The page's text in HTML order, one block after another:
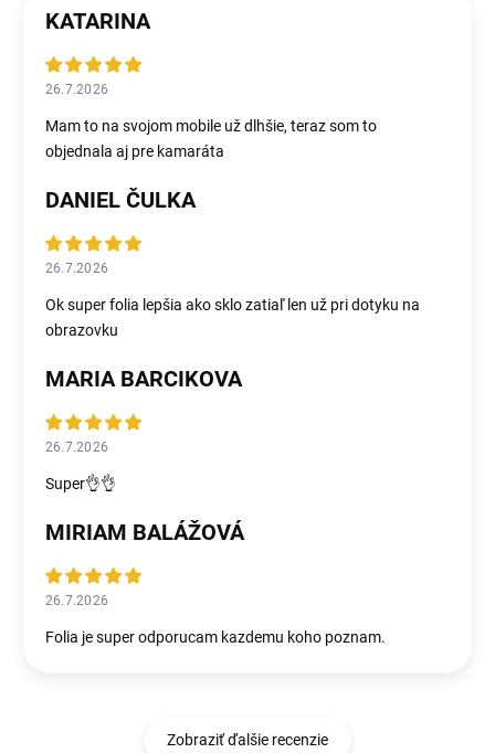
KATARINA
26.7.2026
Mam to na svojom mobile už dlhšie, teraz som to
objednala aj pre kamaráta
DANIEL ČULKA
26.7.2026
Ok super folia lepšia ako sklo zatiaľ len už pri dotyku na
obrazovku
MARIA BARCIKOVA
26.7.2026
Super👌👌
MIRIAM BALÁŽOVÁ
26.7.2026
Folia je super odporucam kazdemu koho poznam.
Zobraziť ďalšie recenzie